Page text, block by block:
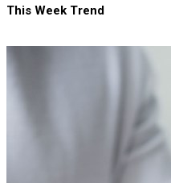
This Week Trend